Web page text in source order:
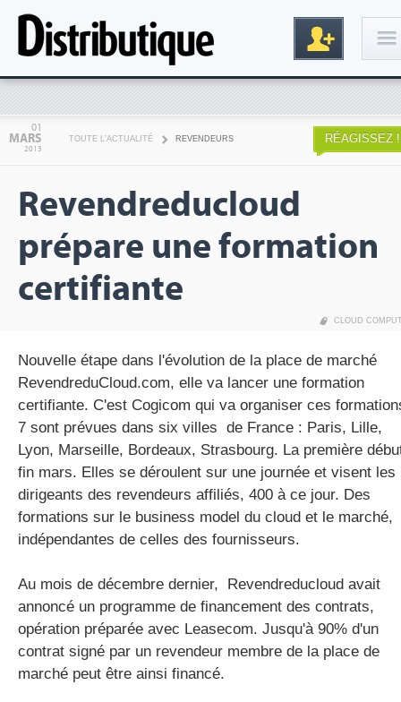
gratuite
01
MARS
2013
TOUTE L'ACTUALITÉ REVENDEURS RÉAGISSEZ !
Revendreducloud
prépare une formation
certifiante
CLOUD
Nouvelle étape dans l'évolution de la place de marché
RevendreduCloud.com, elle va lancer une formation
certifiante. C'est Cogicom qui va organiser ces
7 sont prévues dans six villes de France : Paris, Lille,
Lyon, Marseille, Bordeaux, Strasbourg. La première
fin mars. Elles se déroulent sur une journée et visent les
dirigeants des revendeurs affiliés, 400 à ce jour. Des
formations sur le business model du cloud et le marché,
indépendantes de celles des fournisseurs.
Au mois de décembre dernier, Revendreducloud avait
annoncé un programme de financement des contrats,
opération préparée avec Leasecom. Jusqu'à 90% d'un
contrat signé par un revendeur membre de la place de
marché peut être ainsi financé.